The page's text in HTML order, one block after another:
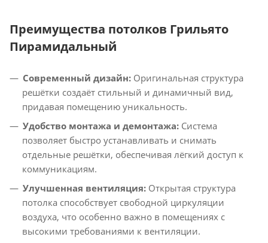
Преимущества потолков Грильято
Пирамидальный
Современный дизайн: Оригинальная структура
решётки создаёт стильный и динамичный вид,
придавая помещению уникальность.
Удобство монтажа и демонтажа: Система
позволяет быстро устанавливать и снимать
отдельные решётки, обеспечивая лёгкий доступ к
коммуникациям.
Улучшенная вентиляция: Открытая структура
потолка способствует свободной циркуляции
воздуха, что особенно важно в помещениях с
высокими требованиями к вентиляции.